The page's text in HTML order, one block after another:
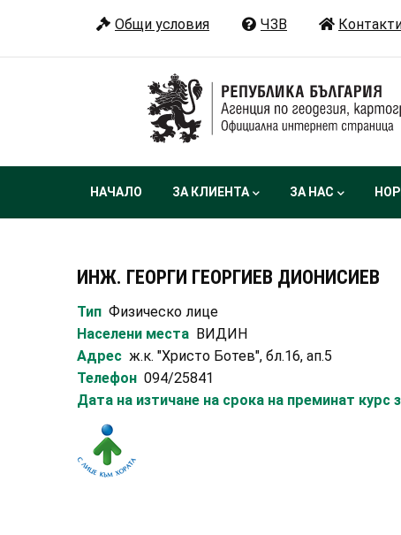
основното
Общи условия ЧЗВ
Main
НАЧАЛО ЗА КЛИЕНТА ЗА НАС
ИНЖ. ГЕОРГИ ГЕОРГИЕВ ДИОНИСИЕВ
Тип Физическо лице
Населени места ВИДИН
Адрес ж.к. "Христо Ботев", бл.16, ап.5
Телефон 094/25841
Дата на изтичане на срока на преминат